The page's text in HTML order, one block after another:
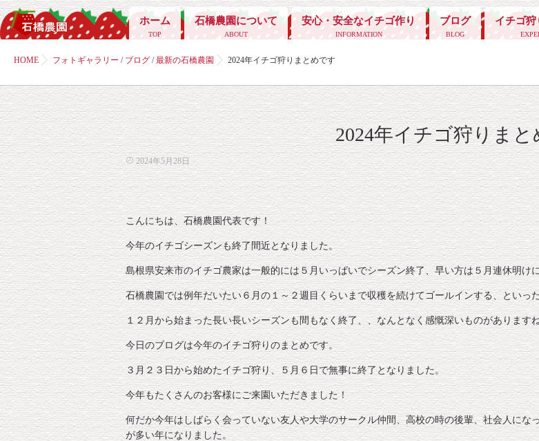
ホーム
TOP
石橋農園について
ABOUT
安心・安全なイチゴ作り
INFORMATION
ブログ
BLOG
イチゴ狩
HOME フォトギャラリー / ブログ /最新の石橋農園 2024年イチゴ狩りまとめです
2024年イチゴ狩りま
2024年5月28日
こんにちは、石橋農園代表です！
今年のイチゴシーズンも終了間近となりました。
島根県安来市のイチゴ農家は一般的には５月いっぱいでシーズン終了、早い方は５月連休明け
石橋農園では例年だいたい６月の１～２週目くらいまで収穫を続けてゴールインする、といっ
１２月から始まった長い長いシーズンも間もなく終了、、なんとなく感慨深いものがありますね
今日のブログは今年のイチゴ狩りのまとめです。
３月２３日から始めたイチゴ狩り、５月６日で無事に終了となりました。
今年もたくさんのお客様にご来園いただきました！
何だか今年はしばらく会っていない友人や大学のサークル仲間、高校の時の後輩、社会人にな
が多い年になりました。